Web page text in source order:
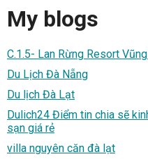
My blogs
C.1.5- Lan Rừng Resort
Du Lịch Đà Nẵng
Du lịch Đà Lạt
Dulich24 Điểm tin chia sẽ
sạn giá rẻ
villa nguyên căn đà lạt